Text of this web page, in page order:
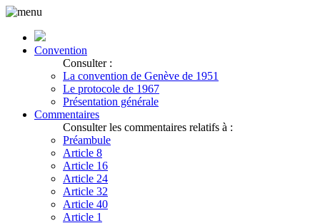
Convention
Consulter :
La convention de Genève de 1951
Le protocole de 1967
Présentation générale
Commentaires
Consulter les commentaires relatifs à :
Préambule
Article 8
Article 16
Article 24
Article 32
Article 40
Article 1